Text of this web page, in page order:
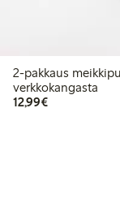
2-pakkaus meikkipusseja,
verkkokangasta
12,99€12,99 €